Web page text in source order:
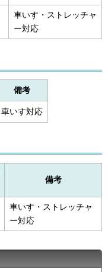
車いす・ストレッチャ
ー対応
備考
車いす対応
備考
車いす・ストレッチャ
ー対応